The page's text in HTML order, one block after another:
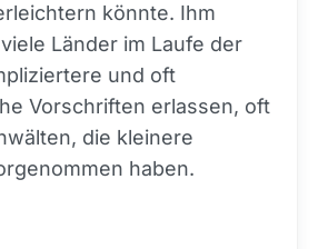
könnte. Ihm
Länder im Laufe der
und oft
Vorschriften erlassen, oft
die kleinere
haben.